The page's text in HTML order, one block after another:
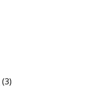
(3)